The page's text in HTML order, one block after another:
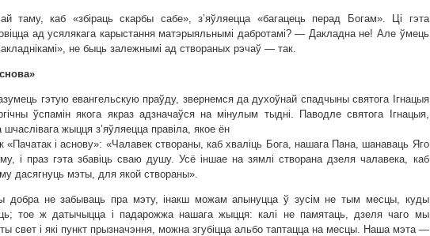
таму, каб «збіраць скарбы сабе», з’яўляецца «багацець перад Богам». Ці гэта
ад усялякага карыстання матэрыяльнымі дабротамі? — Дакладна не! Але ўмець
не быць залежнымі ад створаных рэчаў — так.
гэтую евангельскую праўду, звернемся да духоўнай спадчыны святога Ігнацыя
ўспамін якога якраз адзначаўся на мінулым тыдні. Паводле святога Ігнацыя,
жыцця з’яўляецца правіла, якое ён
і аснову»: «Чалавек створаны, каб хваліць Бога, нашага Пана, шанаваць Яго
і праз гэта збавіць сваю душу. Усё іншае на зямлі створана дзеля чалавека, каб
дасягнуць мэты, для якой створаны».
добра не забываць пра мэту, інакш можам апынуцца ў зусім не тым месцы, куды
тое ж датычыцца і падарожжа нашага жыцця: калі не памятаць, дзеля чаго мы
свет і які пункт прызначэння, можна згубіцца альбо таптацца на месцы. Наша мэта —